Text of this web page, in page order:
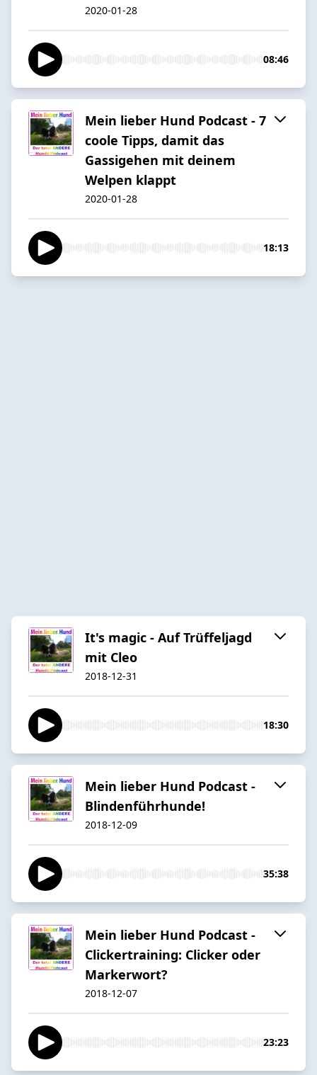
2020-01-28
08:46
Mein lieber Hund Podcast - 7
coole Tipps, damit das
Gassigehen mit deinem
Welpen klappt
2020-01-28
18:13
It's magic - Auf Trüffeljagd
mit Cleo
2018-12-31
18:30
Mein lieber Hund Podcast -
Blindenführhunde!
2018-12-09
35:38
Mein lieber Hund Podcast -
Clickertraining: Clicker oder
Markerwort?
2018-12-07
23:23